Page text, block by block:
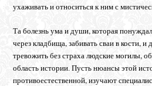
ухаживать и относиться к ним с
Та болезнь ума и души, которая
через кладбища, забивать сваи в кости,
тревожить без страха людские могилы,
область истории. Пусть нюансы этой
противоестественной, изучают